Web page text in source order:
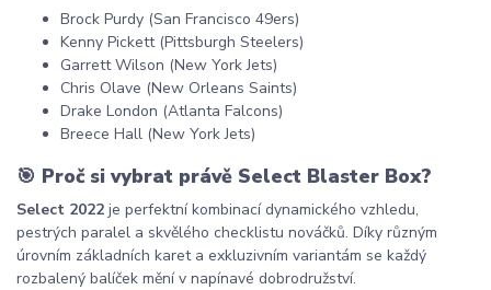
Brock Purdy (San Francisco 49ers)
Kenny Pickett (Pittsburgh Steelers)
Garrett Wilson (New York Jets)
Chris Olave (New Orleans Saints)
Drake London (Atlanta Falcons)
Breece Hall (New York Jets)
🎯 Proč si vybrat právě Select Blaster Box?
Select 2022 je perfektní kombinací dynamického vzhledu,
pestrých paralel a skvělého checklistu nováčků. Díky různým
úrovním základních karet a exkluzivním variantám se každý
rozbalený balíček mění v napínavé dobrodružství.